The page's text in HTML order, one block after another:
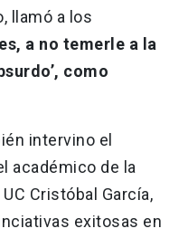
llamó a los
a no temerle a la
como
intervino el
académico de la
Cristóbal García,
exitosas en